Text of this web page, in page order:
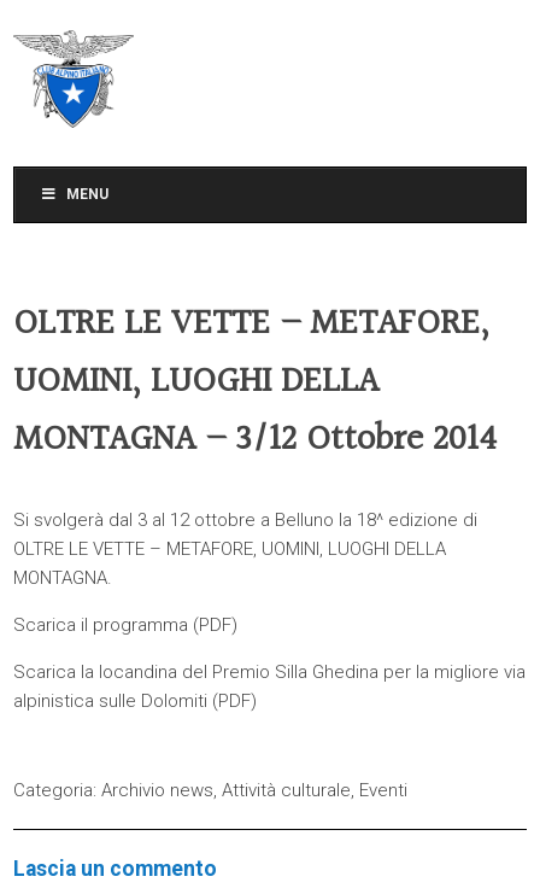
MENU
OLTRE LE VETTE – METAFORE,
UOMINI, LUOGHI DELLA
MONTAGNA – 3/12 Ottobre 2014
Si svolgerà dal 3 al 12 ottobre a Belluno la 18^ edizione di
OLTRE LE VETTE – METAFORE, UOMINI, LUOGHI DELLA
MONTAGNA.
Scarica il programma (PDF)
Scarica la locandina del Premio Silla Ghedina per la migliore via
alpinistica sulle Dolomiti (PDF)
Categoria:Archivio news,Attività culturale, Eventi
Lascia un commento